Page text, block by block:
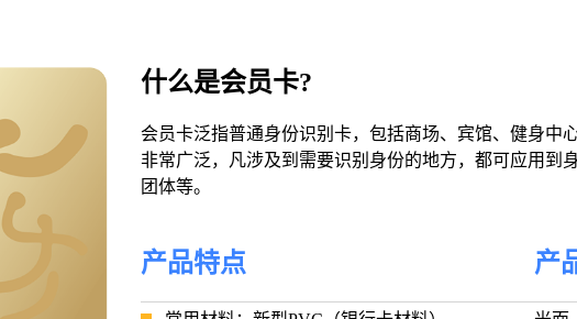
什么是会员卡?
会员卡泛指普通身份识别卡，包括商场、宾馆、健身中
非常广泛，凡涉及到需要识别身份的地方，都可应用到
团体等。
产品特点 产